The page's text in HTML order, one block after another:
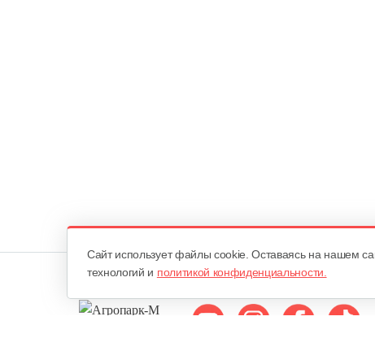
Cайт использует файлы cookie. Оставаясь на нашем
технологий и политикой конфиденциальности.